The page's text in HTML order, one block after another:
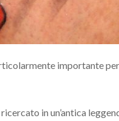
importante
in un’antica